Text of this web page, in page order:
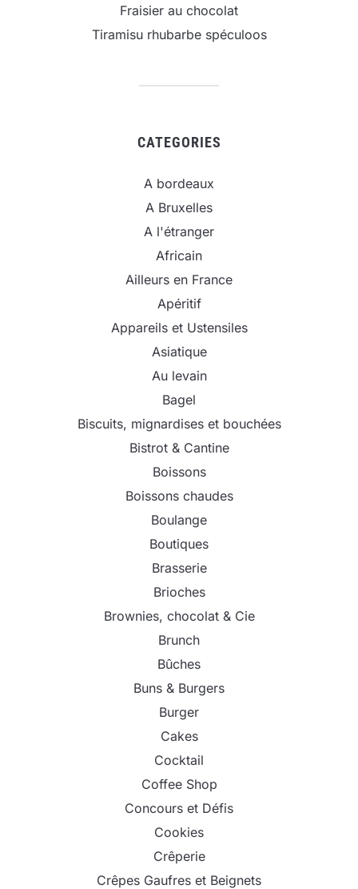
Fraisier au chocolat
Tiramisu rhubarbe spéculoos
CATEGORIES
A bordeaux
A Bruxelles
A l'étranger
Africain
Ailleurs en France
Apéritif
Appareils et Ustensiles
Asiatique
Au levain
Bagel
Biscuits, mignardises et bouchées
Bistrot & Cantine
Boissons
Boissons chaudes
Boulange
Boutiques
Brasserie
Brioches
Brownies, chocolat & Cie
Brunch
Bûches
Buns & Burgers
Burger
Cakes
Cocktail
Coffee Shop
Concours et Défis
Cookies
Crêperie
Crêpes Gaufres et Beignets